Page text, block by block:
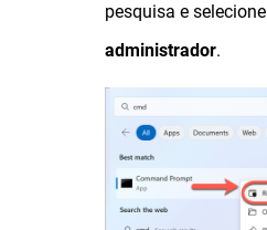
pesquisa e selecione
administrador.